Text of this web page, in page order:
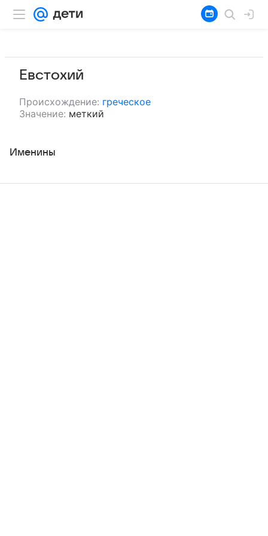
Евстохий
Происхождение: греческое
Значение: меткий
Именины